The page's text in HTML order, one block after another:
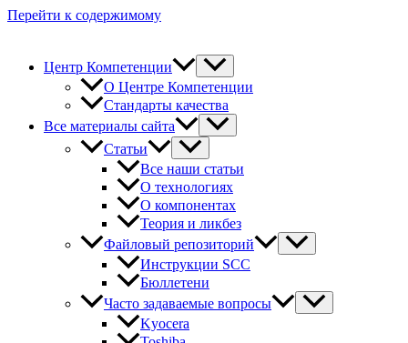
Перейти к содержимому
Центр Компетенции
О Центре Компетенции
Стандарты качества
Все материалы сайта
Статьи
Все наши статьи
О технологиях
О компонентах
Теория и ликбез
Файловый репозиторий
Инструкции SCC
Бюллетени
Часто задаваемые вопросы
Kyocera